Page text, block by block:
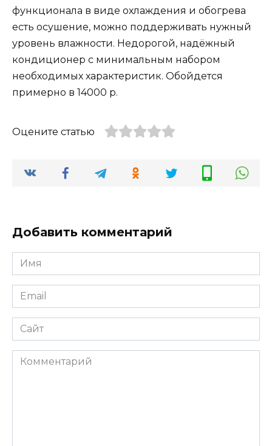
функционала в виде охлаждения и обогрева
есть осушение, можно поддерживать нужный
уровень влажности. Недорогой, надёжный
кондиционер с минимальным набором
необходимых характеристик. Обойдется
примерно в 14000 р.
Оцените статью
Добавить комментарий
Имя
Email
Сайт
Комментарий